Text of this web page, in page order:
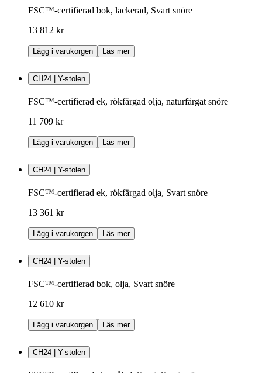
FSC™-certifierad bok, lackerad, Svart snöre
13 812 kr
Lägg i varukorgen Läs mer
CH24 | Y-stolen
FSC™-certifierad ek, rökfärgad olja, naturfärgat snöre
11 709 kr
Lägg i varukorgen Läs mer
CH24 | Y-stolen
FSC™-certifierad ek, rökfärgad olja, Svart snöre
13 361 kr
Lägg i varukorgen Läs mer
CH24 | Y-stolen
FSC™-certifierad bok, olja, Svart snöre
12 610 kr
Lägg i varukorgen Läs mer
CH24 | Y-stolen